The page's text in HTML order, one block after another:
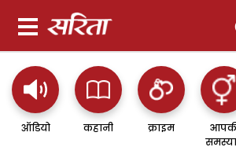
ऑडियो कहानी क्राइम